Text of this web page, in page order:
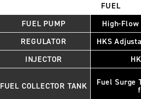
FUEL
FUEL PUMP
High-
REGULATOR
HKS
INJECTOR
FUEL COLLECTOR TANK
Fuel Surge